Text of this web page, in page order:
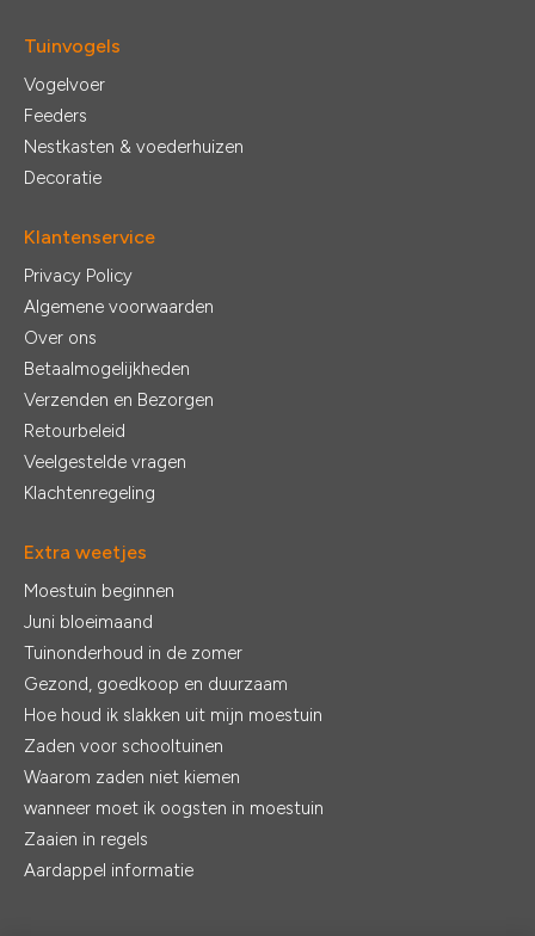
Tuinvogels
Vogelvoer
Feeders
Nestkasten & voederhuizen
Decoratie
Klantenservice
Privacy Policy
Algemene voorwaarden
Over ons
Betaalmogelijkheden
Verzenden en Bezorgen
Retourbeleid
Veelgestelde vragen
Klachtenregeling
Extra weetjes
Moestuin beginnen
Juni bloeimaand
Tuinonderhoud in de zomer
Gezond, goedkoop en duurzaam
Hoe houd ik slakken uit mijn moestuin
Zaden voor schooltuinen
Waarom zaden niet kiemen
wanneer moet ik oogsten in moestuin
Zaaien in regels
Aardappel informatie